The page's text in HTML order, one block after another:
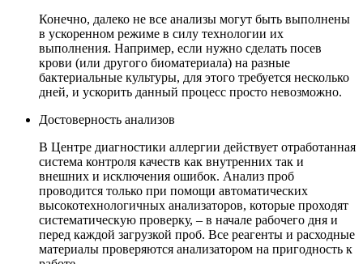
Конечно, далеко не все анализы могут быть выполнены
в ускоренном режиме в силу технологии их
выполнения. Например, если нужно сделать посев
крови (или другого биоматериала) на разные
бактериальные культуры, для этого требуется несколько
дней, и ускорить данный процесс просто невозможно.
Достоверность анализов
В Центре диагностики аллергии действует отработанная
система контроля качеств как внутренних так и
внешних и исключения ошибок. Анализ проб
проводится только при помощи автоматических
высокотехнологичных анализаторов, которые проходят
систематическую проверку, – в начале рабочего дня и
перед каждой загрузкой проб. Все реагенты и расходные
материалы проверяются анализатором на пригодность к